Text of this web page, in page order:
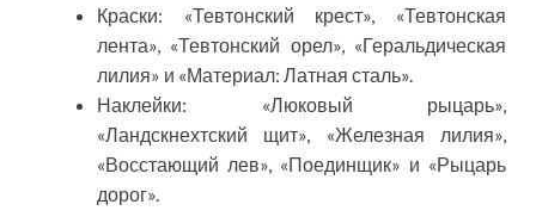
Краски: «Тевтонский крест», «Тевтонская
лента», «Тевтонский орел», «Геральдическая
лилия» и «Материал: Латная сталь».
Наклейки: «Люковый рыцарь»,
«Ландскнехтский щит», «Железная лилия»,
«Восстающий лев», «Поединщик» и «Рыцарь
дорог».